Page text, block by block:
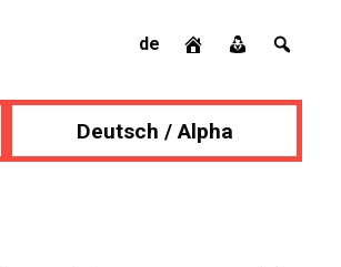
de
Deutsch / Alpha